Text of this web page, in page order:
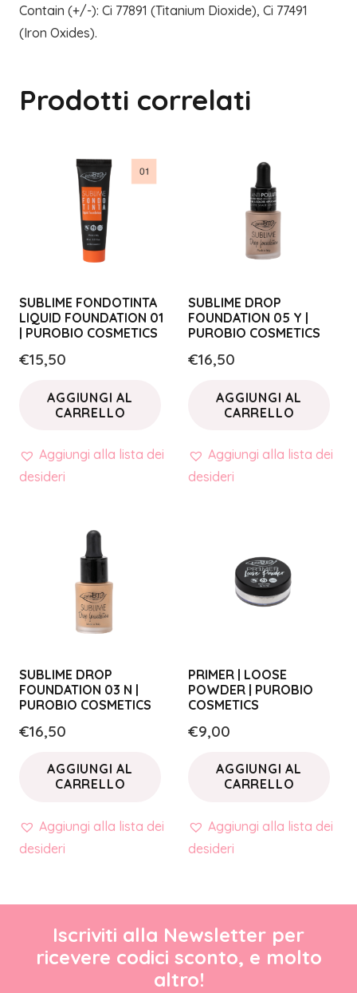
Contain (+/-): Ci 77891 (Titanium Dioxide), Ci 77491
(Iron Oxides).
Prodotti correlati
SUBLIME FONDOTINTA
LIQUID FOUNDATION 01
| PUROBIO COSMETICS
€15,50
AGGIUNGI AL
CARRELLO
Aggiungi alla lista dei
desideri
SUBLIME DROP
FOUNDATION 05 Y |
PUROBIO COSMETICS
€16,50
AGGIUNGI AL
CARRELLO
Aggiungi alla lista dei
desideri
SUBLIME DROP
FOUNDATION 03 N |
PUROBIO COSMETICS
€16,50
AGGIUNGI AL
CARRELLO
Aggiungi alla lista dei
desideri
PRIMER | LOOSE
POWDER | PUROBIO
COSMETICS
€9,00
AGGIUNGI AL
CARRELLO
Aggiungi alla lista dei
desideri
Iscriviti alla Newsletter per
ricevere codici sconto, e molto
altro!